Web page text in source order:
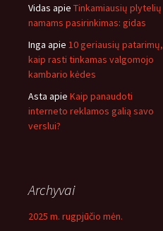
Vidas apie Tinkamiausių plytelių
namams pasirinkimas: gidas
Inga apie 10 geriausių patarimų,
kaip rasti tinkamas valgomojo
kambario kėdes
Asta apie Kaip panaudoti
interneto reklamos galią savo
verslui?
Archyvai
2025 m. rugpjūčio mėn.